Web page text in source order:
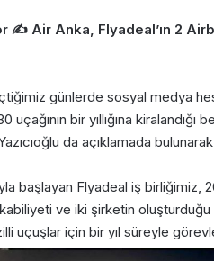
Air Anka, Flyadeal’ın 2
günlerde sosyal medya
bir yıllığına
da açıklamada
başlayan Flyadeal iş
ve iki şirketin
uçuşlar için bir yıl süreyle